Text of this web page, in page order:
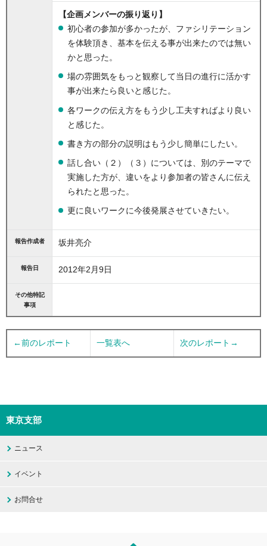
【企画メンバーの振り返り】
初心者の参加が多かったが、ファシリテーション
を体験頂き、基本を伝える事が出来たのでは無い
かと思った。
場の雰囲気をもっと観察して当日の進行に活かす
事が出来たら良いと感じた。
各ワークの伝え方をもう少し工夫すればより良い
と感じた。
書き方の部分の説明はもう少し簡単にしたい。
話し合い（２）（３）については、別のテーマで
実施した方が、違いをより参加者の皆さんに伝え
られたと思った。
更に良いワークに今後発展させていきたい。
報告作成者 坂井亮介
報告日 2012年2月9日
その他特記
事項
←前のレポート 一覧表へ 次のレポート→
東京支部
ニュース
イベント
お問合せ